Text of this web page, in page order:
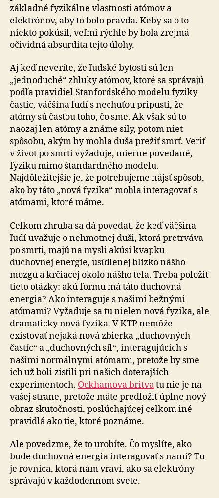
základné fyzikálne vlastnosti atómov a
elektrónov, aby to bolo pravda. Keby sa o to
niekto pokúsil, veľmi rýchle by bola zrejmá
očividná absurdita tejto úlohy.
Aj keď neveríte, že ľudské bytosti sú len
„jednoduché“ zhluky atómov, ktoré sa správajú
podľa pravidiel Stanfordského modelu fyziky
častíc, väčšina ľudí s nechuťou pripustí, že
atómy sú časťou toho, čo sme. Ak však sú to
naozaj len atómy a známe sily, potom niet
spôsobu, akým by mohla duša prežiť smrť. Veriť
v život po smrti vyžaduje, mierne povedané,
fyziku mimo štandardného modelu.
Najdôležitejšie je, že potrebujeme nájsť spôsob,
ako by táto „nová fyzika“ mohla interagovať s
atómami, ktoré máme.
Celkom zhruba sa dá povedať, že keď väčšina
ľudí uvažuje o nehmotnej duši, ktorá pretrváva
po smrti, majú na mysli akúsi kvapku
duchovnej energie, usídlenej blízko nášho
mozgu a krčiacej okolo nášho tela. Treba položiť
tieto otázky: akú formu má táto duchovná
energia? Ako interaguje s našimi bežnými
atómami? Vyžaduje sa tu nielen nová fyzika, ale
dramaticky nová fyzika. V KTP nemôže
existovať nejaká nová zbierka „duchovných
častíc“ a „duchovných síl“, interagujúcich s
našimi normálnymi atómami, pretože by sme
ich už boli zistili pri našich doterajších
experimentoch. Ockhamova britvatu nie je na
vašej strane, pretože máte predložiť úplne nový
obraz skutočnosti, poslúchajúcej celkom iné
pravidlá ako tie, ktoré poznáme.
Ale povedzme, že to urobíte. Čo myslíte, ako
bude duchovná energia interagovať s nami? Tu
je rovnica, ktorá nám vraví, ako sa elektróny
správajú v každodennom svete.